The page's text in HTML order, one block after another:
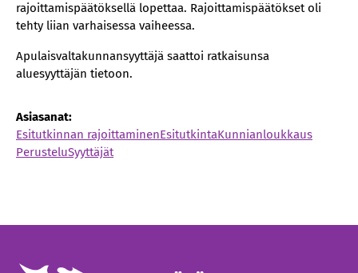
rajoittamispäätöksellä lopettaa. Rajoittamispäätökset oli
tehty liian varhaisessa vaiheessa.
Apulaisvaltakunnansyyttäjä saattoi ratkaisunsa
aluesyyttäjän tietoon.
Asiasanat:
Esitutkinnan rajoittaminenEsitutkintaKunnianloukkaus
PerusteluSyyttäjät